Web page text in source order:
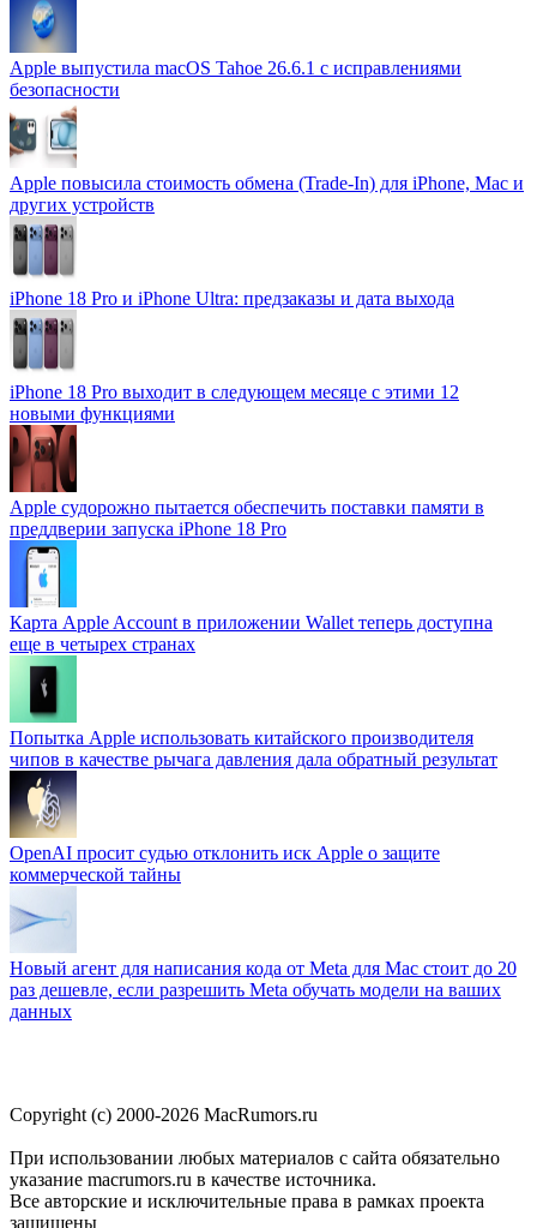
Apple выпустила macOS Tahoe 26.6.1 с исправлениями
безопасности
Apple повысила стоимость обмена (Trade-In) для iPhone, Mac и
других устройств
iPhone 18 Pro и iPhone Ultra: предзаказы и дата выхода
iPhone 18 Pro выходит в следующем месяце с этими 12
новыми функциями
Apple судорожно пытается обеспечить поставки памяти в
преддверии запуска iPhone 18 Pro
Карта Apple Account в приложении Wallet теперь доступна
еще в четырех странах
Попытка Apple использовать китайского производителя
чипов в качестве рычага давления дала обратный результат
OpenAI просит судью отклонить иск Apple о защите
коммерческой тайны
Новый агент для написания кода от Meta для Mac стоит до 20
раз дешевле, если разрешить Meta обучать модели на ваших
данных
Copyright (c) 2000-2026 MacRumors.ru
При использовании любых материалов с сайта обязательно
указание macrumors.ru в качестве источника.
Все авторские и исключительные права в рамках проекта
защищены